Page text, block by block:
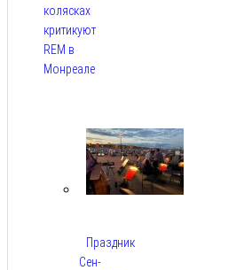
колясках
критикуют
REM в
Монреале
Праздник
Сен-